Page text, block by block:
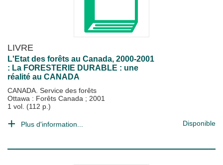
LIVRE
L'Etat des forêts au Canada, 2000-2001
: La FORESTERIE DURABLE : une
réalité au CANADA
CANADA. Service des forêts
Ottawa : Forêts Canada ; 2001
1 vol. (112 p.)
Plus d'information... Disponible